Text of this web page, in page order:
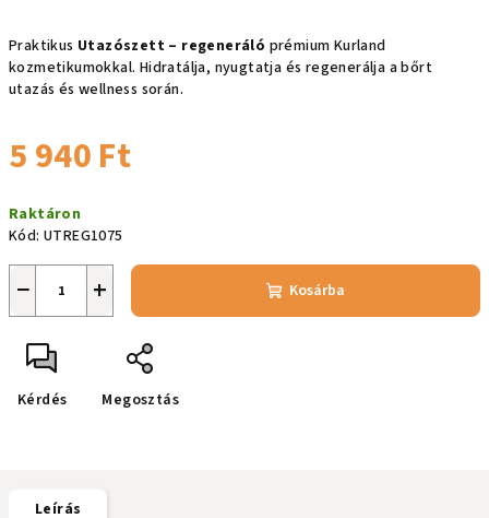
Praktikus Utazószett – regeneráló prémium Kurland
kozmetikumokkal. Hidratálja, nyugtatja és regenerálja a bőrt
utazás és wellness során.
5 940 Ft
Raktáron
Kód: UTREG1075
+
− Kosárba
Kérdés Megosztás
Leírás